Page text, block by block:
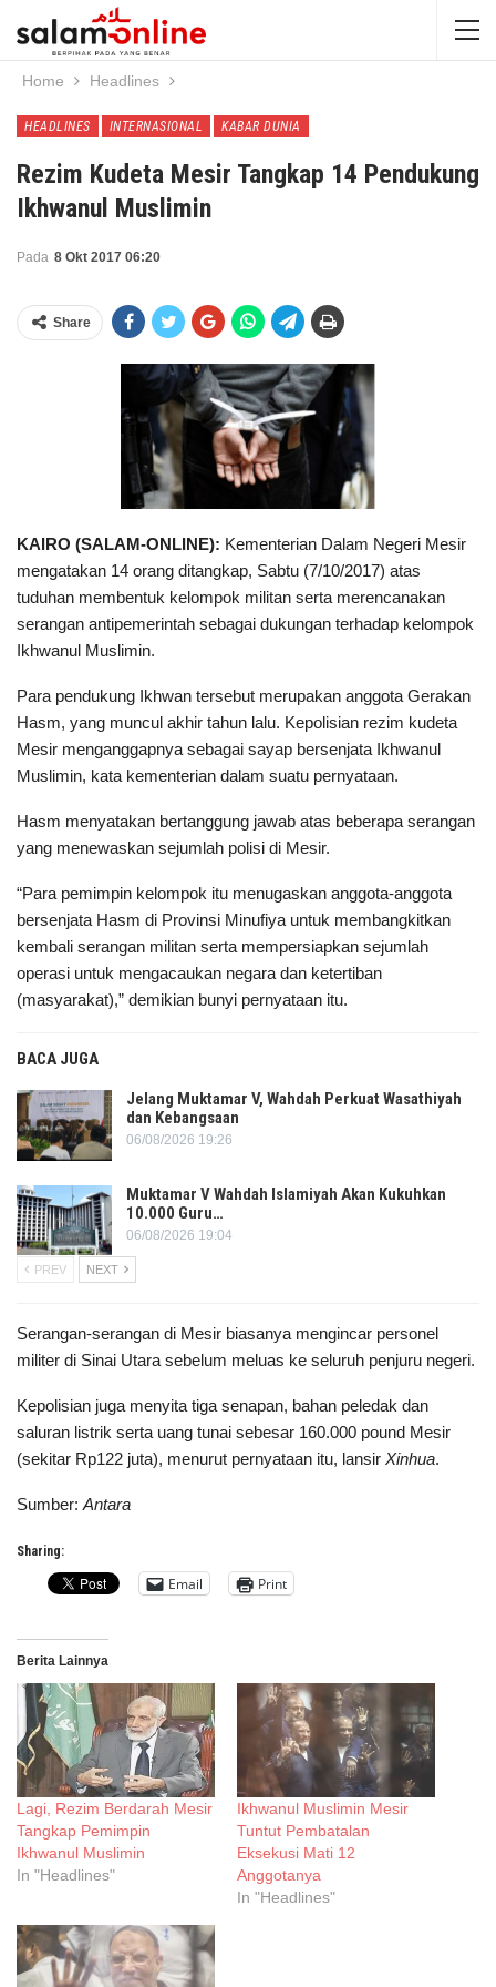
Home Headlines
HEADLINES INTERNASIONAL KABAR DUNIA
Rezim Kudeta Mesir Tangkap 14 Pendukung
Ikhwanul Muslimin
Pada 8 Okt 2017 06:20
Share
KAIRO (SALAM-ONLINE): Kementerian Dalam Negeri Mesir
mengatakan 14 orang ditangkap, Sabtu (7/10/2017) atas
tuduhan membentuk kelompok militan serta merencanakan
serangan antipemerintah sebagai dukungan terhadap kelompok
Ikhwanul Muslimin.
Para pendukung Ikhwan tersebut merupakan anggota Gerakan
Hasm, yang muncul akhir tahun lalu. Kepolisian rezim kudeta
Mesir menganggapnya sebagai sayap bersenjata Ikhwanul
Muslimin, kata kementerian dalam suatu pernyataan.
Hasm menyatakan bertanggung jawab atas beberapa serangan
yang menewaskan sejumlah polisi di Mesir.
“Para pemimpin kelompok itu menugaskan anggota-anggota
bersenjata Hasm di Provinsi Minufiya untuk membangkitkan
kembali serangan militan serta mempersiapkan sejumlah
operasi untuk mengacaukan negara dan ketertiban
(masyarakat),” demikian bunyi pernyataan itu.
BACA JUGA
Jelang Muktamar V, Wahdah Perkuat Wasathiyah
dan Kebangsaan
06/08/2026 19:26
Muktamar V Wahdah Islamiyah Akan Kukuhkan
10.000 Guru…
06/08/2026 19:04
PREV NEXT
Serangan-serangan di Mesir biasanya mengincar personel
militer di Sinai Utara sebelum meluas ke seluruh penjuru negeri.
Kepolisian juga menyita tiga senapan, bahan peledak dan
saluran listrik serta uang tunai sebesar 160.000 pound Mesir
(sekitar Rp122 juta), menurut pernyataan itu, lansir Xinhua.
Sumber: Antara
Sharing:
Email Print
Berita Lainnya
Lagi, Rezim Berdarah Mesir
Tangkap Pemimpin
Ikhwanul Muslimin
In "Headlines"
Ikhwanul Muslimin Mesir
Tuntut Pembatalan
Eksekusi Mati 12
Anggotanya
In "Headlines"